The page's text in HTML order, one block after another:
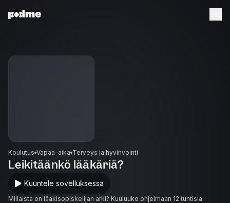
Koulutus Vapaa-aika Terveys ja hyvinvointi
Leikitäänkö lääkäriä?
Kuuntele sovelluksessa
Millaista on lääkisopiskelijan arki? Kuuluuko ohjelmaan 12 tuntisia